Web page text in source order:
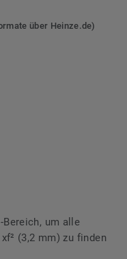
über Heinze.de)
Bereich, um alle
(3,2 mm) zu finden